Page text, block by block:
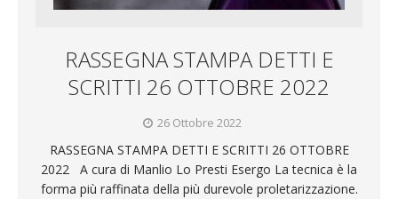
RASSEGNA STAMPA DETTI E
SCRITTI 26 OTTOBRE 2022
26 Ottobre 2022
RASSEGNA STAMPA DETTI E SCRITTI 26 OTTOBRE
2022 A cura di Manlio Lo Presti Esergo La tecnica è la
forma più raffinata della più durevole proletarizzazione.